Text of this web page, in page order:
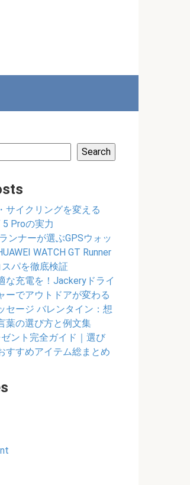
Search
サイクリングを変える
5 Proの実力
ンナーが選ぶGPSウォッ
WATCH GT Runner
パを徹底検証
な充電を！Jackeryドライ
ーでアウトドアが変わる
セージ バレンタイン：想
葉の選び方と例文集
ント完全ガイド｜選び
すすめアイテム総まとめ